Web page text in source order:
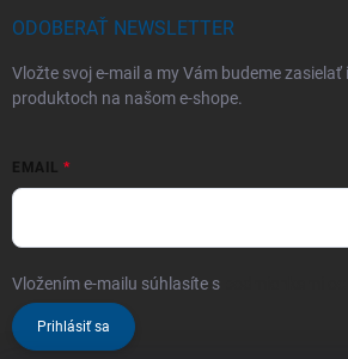
ODOBERAŤ NEWSLETTER
Vložte svoj e-mail a my Vám budeme
produktoch na našom e-shope.
EMAIL
Vložením e-mailu súhlasíte s
Prihlásiť sa